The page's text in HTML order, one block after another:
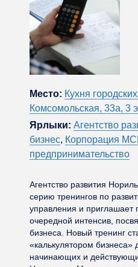
Место: Кухня
Комсомольская, 33а, 3
Ярлыки: Агентство
бизнес, Корпорация
предпринимательство
Агентство развития
серию тренингов по
управления и приглашает
очередной интенсив,
бизнеса. Новый тренинг
«калькулятором бизнеса»
начинающих и